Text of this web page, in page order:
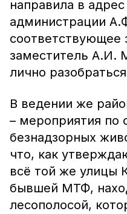
направила в
администрации
соответствующее
заместитель А.И.
лично
В ведении же
– мероприятия по
безнадзорных
что, как
всё той же улицы
бывшей МТФ,
лесополосой,